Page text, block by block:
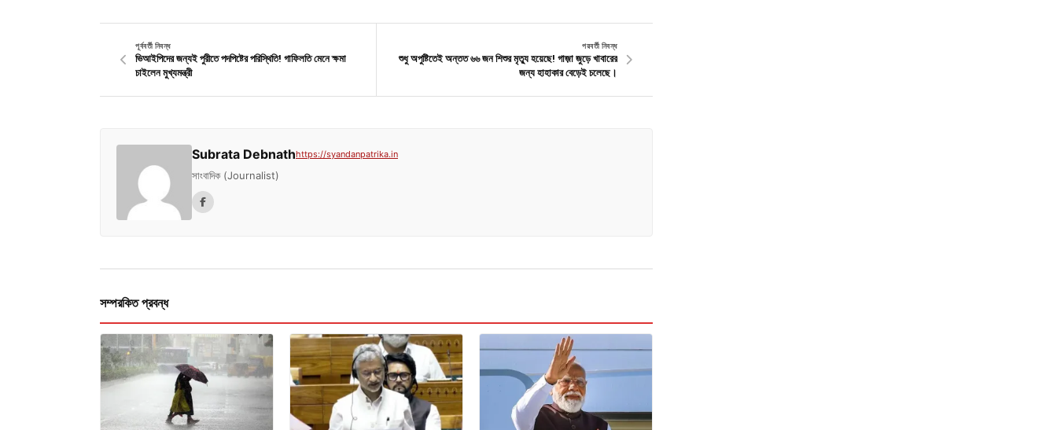
পূর্ববর্তী নিবন্ধ
ভিআইপিদের জন্যই পুরীতে পদপিষ্টের পরিস্থিতি! গাফিলতি মেনে ক্ষমা
চাইলেন মুখ্যমন্ত্রী
পরবর্তী নিবন্ধ
শুধু অপুষ্টিতেই অন্তত ৬৬ জন শিশুর মৃত্যু হয়েছে! গাজ়া জুড়ে খাবারের
জন্য হাহাকার বেড়েই চলেছে।
Subrata Debnathhttps://syandanpatrika.in
সাংবাদিক (Journalist)
সম্পরকিত প্রবন্ধ